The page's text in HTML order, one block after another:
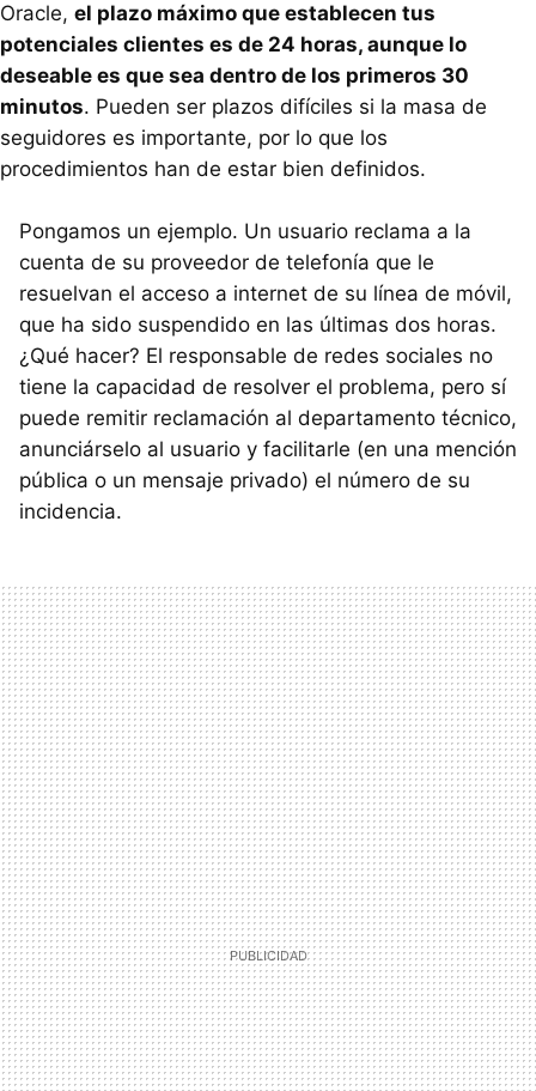
Oracle, el plazo máximo que establecen tus
potenciales clientes es de 24 horas, aunque lo
deseable es que sea dentro de los primeros 30
minutos. Pueden ser plazos difíciles si la masa de
seguidores es importante, por lo que los
procedimientos han de estar bien definidos.
Pongamos un ejemplo. Un usuario reclama a la
cuenta de su proveedor de telefonía que le
resuelvan el acceso a internet de su línea de móvil,
que ha sido suspendido en las últimas dos horas.
¿Qué hacer? El responsable de redes sociales no
tiene la capacidad de resolver el problema, pero sí
puede remitir reclamación al departamento técnico,
anunciárselo al usuario y facilitarle (en una mención
pública o un mensaje privado) el número de su
incidencia.